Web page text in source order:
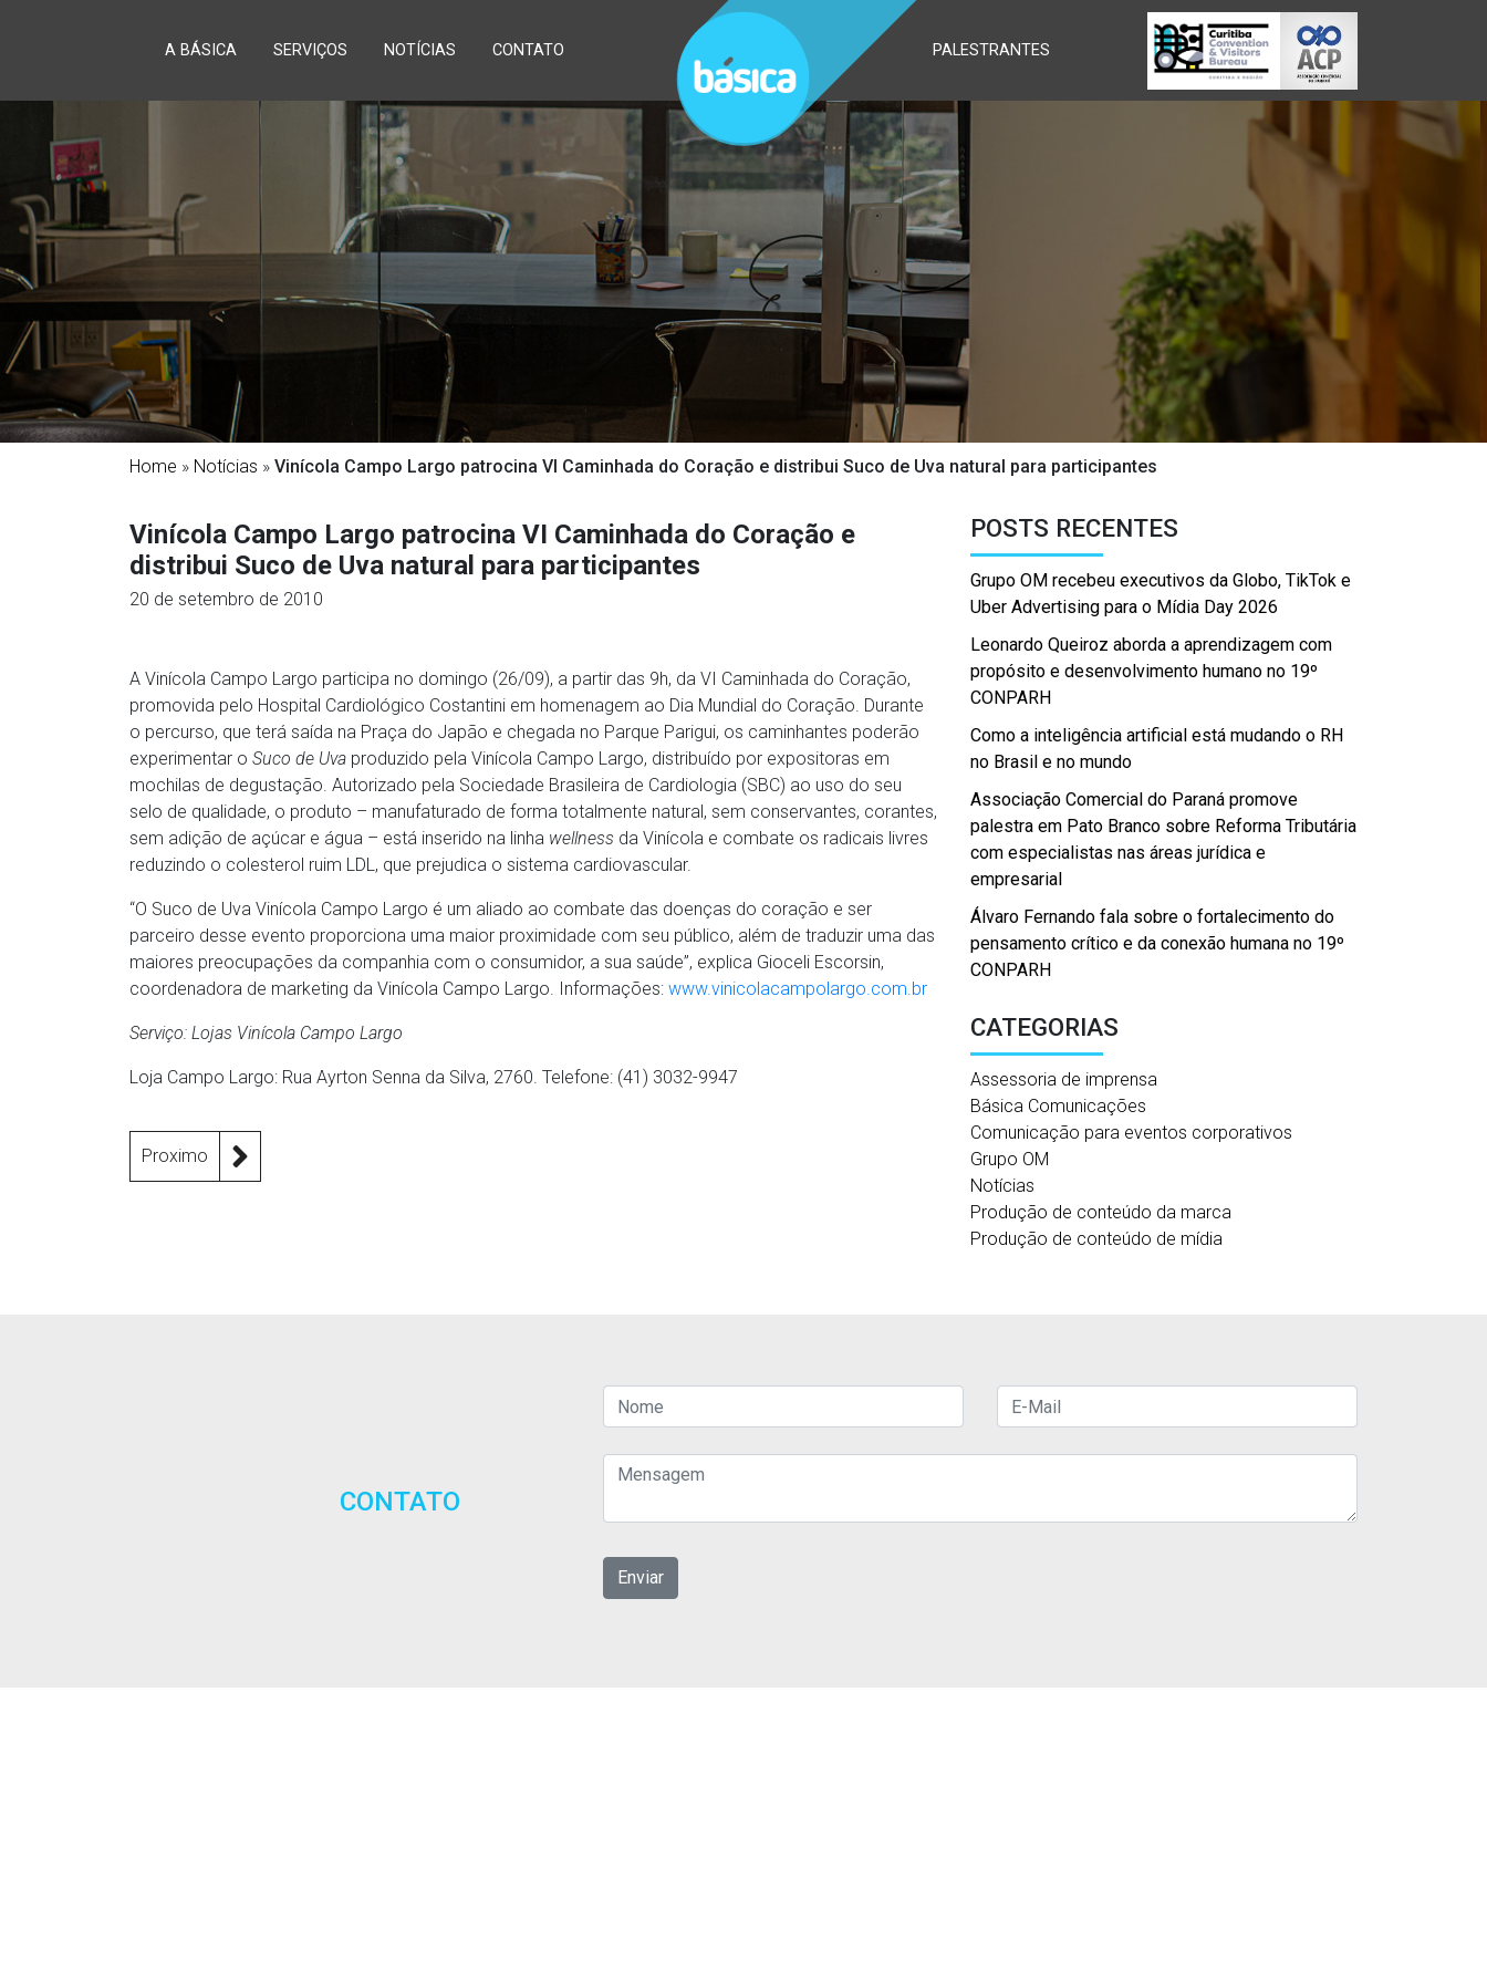
A BÁSICA SERVIÇOS NOTÍCIAS CONTATO PALESTRANTES
Home » Notícias » Vinícola Campo Largo patrocina VI Caminhada do Coração e distribui Suco de Uva natural para participantes
Vinícola Campo Largo patrocina VI Caminhada do Coração e
distribui Suco de Uva natural para participantes
20 de setembro de 2010
A Vinícola Campo Largo participa no domingo (26/09), a partir das 9h, da VI Caminhada do Coração,
promovida pelo Hospital Cardiológico Costantini em homenagem ao Dia Mundial do Coração. Durante
o percurso, que terá saída na Praça do Japão e chegada no Parque Parigui, os caminhantes poderão
experimentar o Suco de Uva produzido pela Vinícola Campo Largo, distribuído por expositoras em
mochilas de degustação. Autorizado pela Sociedade Brasileira de Cardiologia (SBC) ao uso do seu
selo de qualidade, o produto – manufaturado de forma totalmente natural, sem conservantes, corantes,
sem adição de açúcar e água – está inserido na linha wellness da Vinícola e combate os radicais livres
reduzindo o colesterol ruim LDL, que prejudica o sistema cardiovascular.
“O Suco de Uva Vinícola Campo Largo é um aliado ao combate das doenças do coração e ser
parceiro desse evento proporciona uma maior proximidade com seu público, além de traduzir uma das
maiores preocupações da companhia com o consumidor, a sua saúde”, explica Gioceli Escorsin,
coordenadora de marketing da Vinícola Campo Largo. Informações: www.vinicolacampolargo.com.br
Serviço: Lojas Vinícola Campo Largo
Loja Campo Largo: Rua Ayrton Senna da Silva, 2760. Telefone: (41) 3032-9947
Proximo
POSTS RECENTES
Grupo OM recebeu executivos da Globo, TikTok e
Uber Advertising para o Mídia Day 2026
Leonardo Queiroz aborda a aprendizagem com
propósito e desenvolvimento humano no 19º
CONPARH
Como a inteligência artificial está mudando o RH
no Brasil e no mundo
Associação Comercial do Paraná promove
palestra em Pato Branco sobre Reforma Tributária
com especialistas nas áreas jurídica e
empresarial
Álvaro Fernando fala sobre o fortalecimento do
pensamento crítico e da conexão humana no 19º
CONPARH
CATEGORIAS
Assessoria de imprensa
Básica Comunicações
Comunicação para eventos corporativos
Grupo OM
Notícias
Produção de conteúdo da marca
Produção de conteúdo de mídia
CONTATO